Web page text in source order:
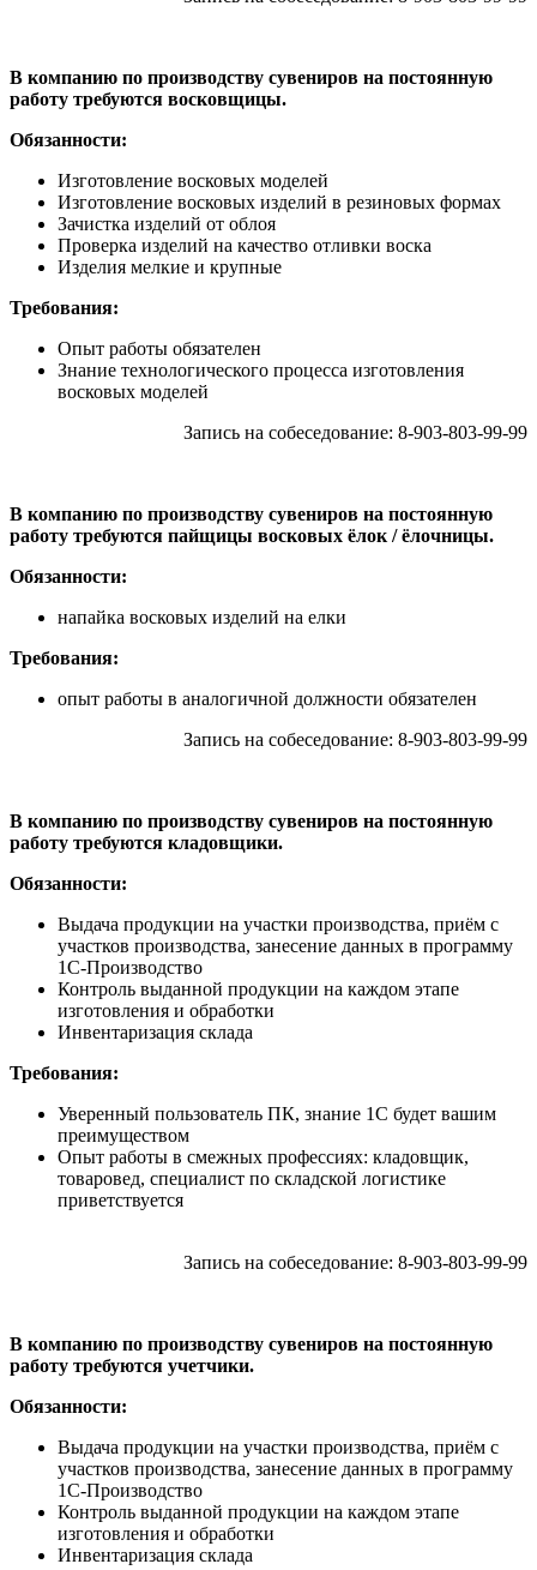
В компанию по производству сувениров на постоянную
работу требуются восковщицы.
Обязанности:
Изготовление восковых моделей
Изготовление восковых изделий в резиновых формах
Зачистка изделий от облоя
Проверка изделий на качество отливки воска
Изделия мелкие и крупные
Требования:
Опыт работы обязателен
Знание технологического процесса изготовления
восковых моделей
Запись на собеседование: 8-903-803-99-99
В компанию по производству сувениров на постоянную
работу требуются пайщицы восковых ёлок / ёлочницы.
Обязанности:
напайка восковых изделий на елки
Требования:
опыт работы в аналогичной должности обязателен
Запись на собеседование: 8-903-803-99-99
В компанию по производству сувениров на постоянную
работу требуются кладовщики.
Обязанности:
Выдача продукции на участки производства, приём с
участков производства, занесение данных в программу
1С-Производство
Контроль выданной продукции на каждом этапе
изготовления и обработки
Инвентаризация склада
Требования:
Уверенный пользователь ПК, знание 1С будет вашим
преимуществом
Опыт работы в смежных профессиях: кладовщик,
товаровед, специалист по складской логистике
приветствуется
Запись на собеседование: 8-903-803-99-99
В компанию по производству сувениров на постоянную
работу требуются учетчики.
Обязанности:
Выдача продукции на участки производства, приём с
участков производства, занесение данных в программу
1С-Производство
Контроль выданной продукции на каждом этапе
изготовления и обработки
Инвентаризация склада